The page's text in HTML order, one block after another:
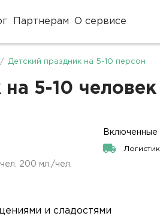
Партнерам О сервисе
/ Детский праздник на 5-10 персон
на 5-10
чел. 200 мл./чел.
Включенные
и сладостями